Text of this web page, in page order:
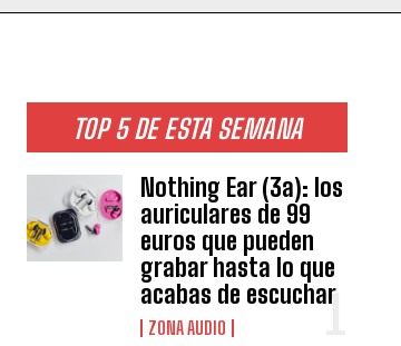
TOP 5 DE ESTA SEMANA
Nothing Ear (3a): los
auriculares de 99
euros que pueden
grabar hasta lo que
acabas de escuchar
ZONA AUDIO